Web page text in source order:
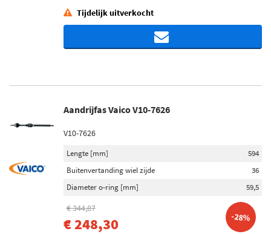
Tijdelijk uitverkocht
Aandrijfas Vaico V10-7626
V10-7626
Lengte [mm]
594
Buitenvertanding wiel zijde
36
Diameter o-ring [mm]
59,5
€ 344,87
€ 248,30 -28%